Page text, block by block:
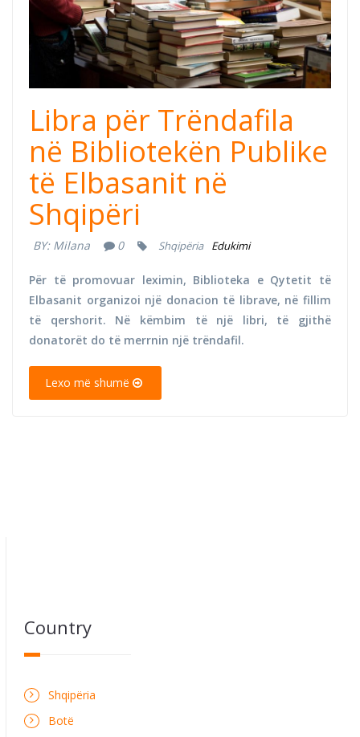
Libra për Trëndafila
në Bibliotekën Publike
të Elbasanit në
Shqipëri
BY: Milana 0 Shqipëria Edukimi
Për të promovuar leximin, Biblioteka e Qytetit të
Elbasanit organizoi një donacion të librave, në fillim
të qershorit. Në këmbim të një libri, të gjithë
donatorët do të merrnin një trëndafil.
Lexo më shumë
Country
Shqipëria
Botë